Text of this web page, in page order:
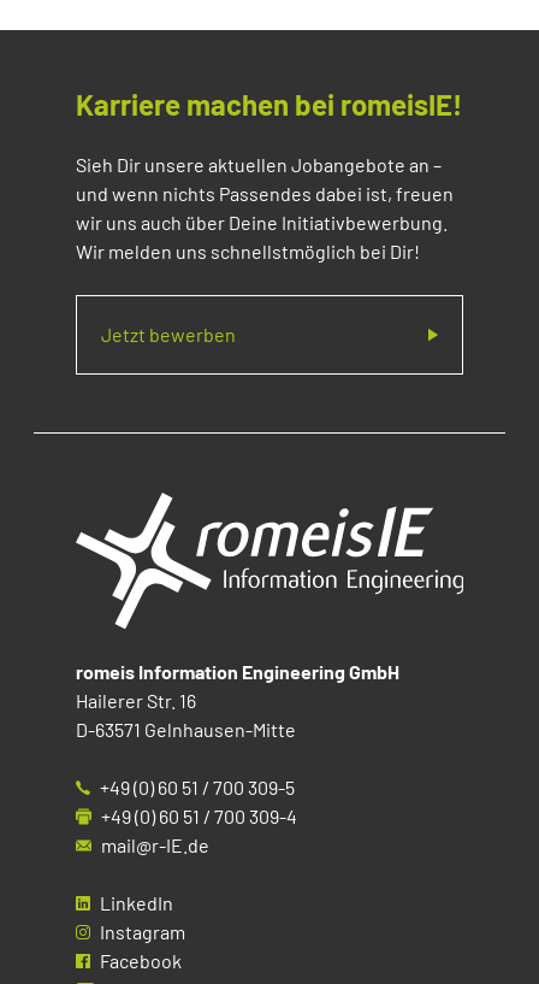
Karriere machen bei romeisIE!
Sieh Dir unsere aktuellen Jobangebote an –
und wenn nichts Passendes dabei ist, freuen
wir uns auch über Deine Initiativbewerbung.
Wir melden uns schnellstmöglich bei Dir!
Jetzt bewerben
romeis Information Engineering GmbH
Hailerer Str. 16
D-63571 Gelnhausen-Mitte
+49 (0) 60 51 / 700 309-5
+49 (0) 60 51 / 700 309-4
mail@r-IE.de
LinkedIn
Instagram
Facebook